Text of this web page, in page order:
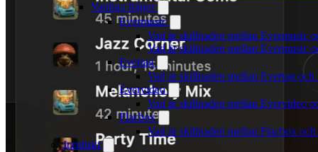
Vanliga frågor
Evermusic
Vad är skillnaden mellan Evermusic
Vad är skillnaden mellan Evermusic
Evertag
Vad är skillnaden mellan Evertag
Evervideo
Vad är skillnaden mellan Evervideo
Flacbox
Vad är skillnaden mellan Flacbox
Juridiskt